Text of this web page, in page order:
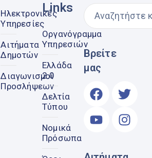
Ηλεκτρονικές
Υπηρεσίες
Αιτήματα
Δημοτών
Διαγωνισμοί
Προσλήψεων
Links
Οργανόγραμμα
Υπηρεσιών
Ελλάδα
2.0
Δελτία
Τύπου
Νομικά
Πρόσωπα
Βρείτε
μας